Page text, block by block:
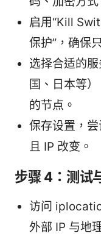
启用“Kill
保护”，确保
选择合适的
国、日本等
的节点。
保存设置，
且 IP 改变。
步骤 4：测试
访问
外部 IP 与地